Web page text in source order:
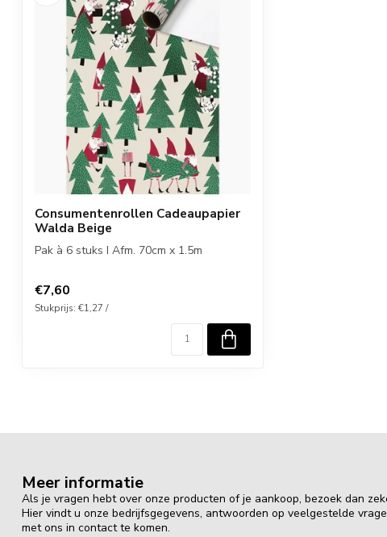
Consumentenrollen Cadeaupapier
Walda Beige
Pak à 6 stuks I Afm. 70cm x 1.5m
€7,60
Stukprijs: €1,27 /
Meer informatie
Als je vragen hebt over onze producten of je aankoop, bezoek dan
Hier vindt u onze bedrijfsgegevens, antwoorden op veelgestelde
met ons in contact te komen.